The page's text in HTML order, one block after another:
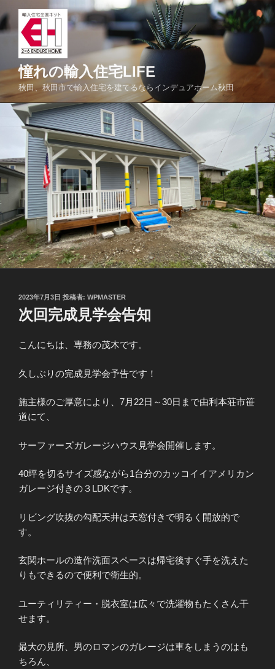
ン
テ
へ
ス
憧れの輸入住宅LIFE
秋田、秋田市で輸入住宅を建てるならインデュアホーム秋田
投
稿
日:
2023年7月3日 投稿者: WPMASTER
次回完成見学会告知
こんにちは、専務の茂木です。
久しぶりの完成見学会予告です！
施主様のご厚意により、7月22日～30日まで由利本荘市笹
道にて、
サーファーズガレージハウス見学会開催します。
40坪を切るサイズ感ながら1台分のカッコイイアメリカン
ガレージ付きの３LDKです。
リビング吹抜の勾配天井は天窓付きで明るく開放的で
す。
玄関ホールの造作洗面スペースは帰宅後すぐ手を洗えた
りもできるので便利で衛生的。
ユーティリティー・脱衣室は広々で洗濯物もたくさん干
せます。
最大の見所、男のロマンのガレージは車をしまうのはも
ちろん、